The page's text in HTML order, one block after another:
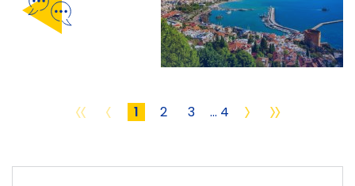
« ‹ 1 2 3 ... 4 › »